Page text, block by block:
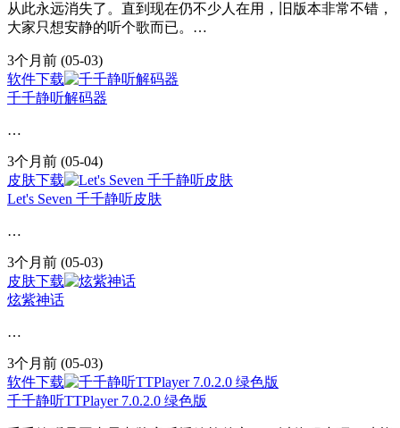
从此永远消失了。直到现在仍不少人在用，旧版本非常不错，
大家只想安静的听个歌而已。…
3个月前 (05-03)
软件下载
千千静听解码器
…
3个月前 (05-04)
皮肤下载
Let's Seven 千千静听皮肤
…
3个月前 (05-03)
皮肤下载
炫紫神话
…
3个月前 (05-03)
软件下载
千千静听TTPlayer 7.0.2.0 绿色版